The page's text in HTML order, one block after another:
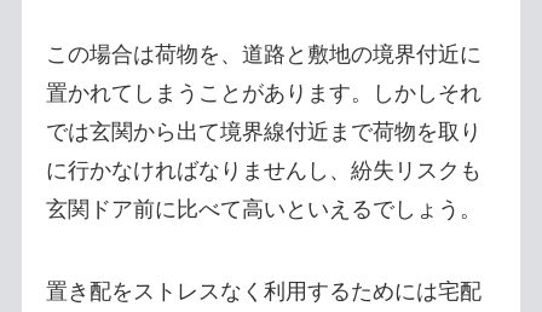
この場合は荷物を、道路と敷地の境界付近に
置かれてしまうことがあります。しかしそれ
では玄関から出て境界線付近まで荷物を取り
に行かなければなりませんし、紛失リスクも
玄関ドア前に比べて高いといえるでしょう。
置き配をストレスなく利用するためには宅配